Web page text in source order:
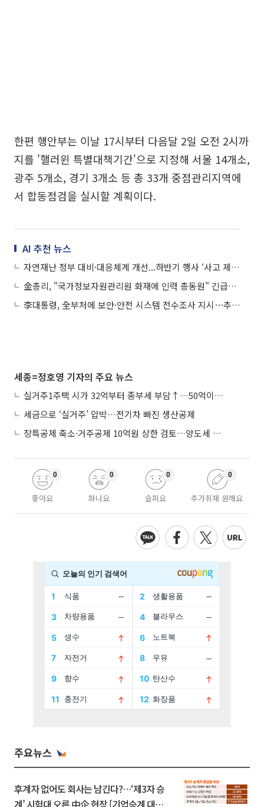
한편 행안부는 이날 17시부터 다음달 2일 오전 2시까
지를 '핼러윈 특별대책기간'으로 지정해 서울 14개소,
광주 5개소, 경기 3개소 등 총 33개 중점관리지역에
서 합동점검을 실시할 계획이다.
AI 추천 뉴스
자연재난 정부 대비·대응체계 개선...하반기 행사 ‘사고 제로’ 목표
金총리, "국가정보자원관리원 화재에 인력 총동원" 긴급지시
李대통령, 全부처에 보안·안전 시스템 전수조사 지시⋯추석 물가도 당부
세종=정호영 기자의 주요 뉴스
실거주1주택 시가 32억부터 종부세 부담↑…50억이면 454→979만원
세금으로 ‘실거주’ 압박…전기차 빠진 생산공제
장특공제 축소·거주공제 10억원 상한 검토…양도세 실거주 중심 개편
좋아요
0
화나요
0
슬퍼요
0
추가취재 원해요
0
주요뉴스
후계자 없어도 회사는 남긴다?…‘제3자 승
계’ 시험대 오른 中企 현장 [기업승계 대전